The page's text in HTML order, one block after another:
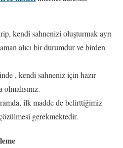
kendi sahnenizi oluşturmak ayrı
alıcı bir durumdur ve birden
, kendi sahneniz için hazır
ilk madde de belirttiğimiz
gerekmektedir.